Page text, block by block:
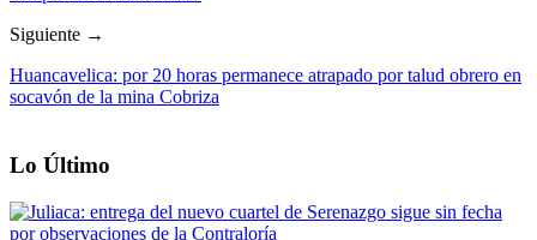
Siguiente →
Huancavelica: por 20 horas permanece atrapado por talud obrero en
socavón de la mina Cobriza
Lo Último